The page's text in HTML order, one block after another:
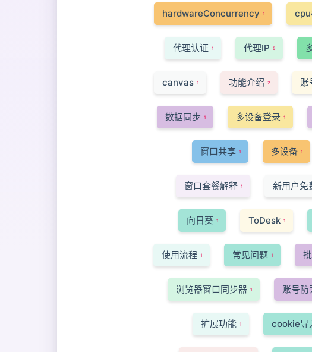
hardwareConcurrency 1 cpu
代理认证 1 代理IP 5
canvas 1 功能介绍 2 账
数据同步 1 多设备登录 1
窗口共享 1 多设备 1
窗口套餐解释 1 新用户免
向日葵 1 ToDesk 1
使用流程 1 常见问题 1
浏览器窗口同步器 1 账号防
扩展功能 1 cookie导